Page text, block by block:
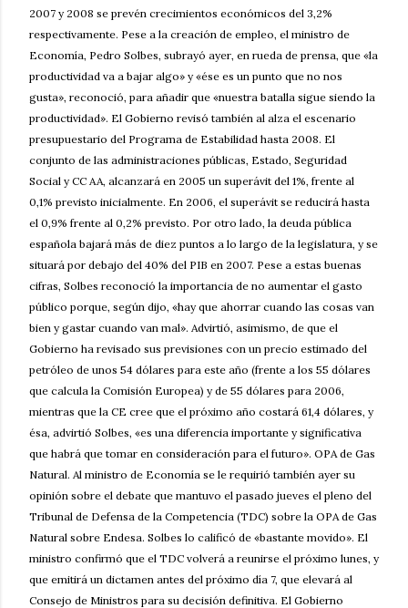
2007 y 2008 se prevén crecimientos económicos del 3,2%
respectivamente. Pese a la creación de empleo, el ministro de
Economía, Pedro Solbes, subrayó ayer, en rueda de prensa, que «la
productividad va a bajar algo» y «ése es un punto que no nos
gusta», reconoció, para añadir que «nuestra batalla sigue siendo la
productividad». El Gobierno revisó también al alza el escenario
presupuestario del Programa de Estabilidad hasta 2008. El
conjunto de las administraciones públicas, Estado, Seguridad
Social y CC AA, alcanzará en 2005 un superávit del 1%, frente al
0,1% previsto inicialmente. En 2006, el superávit se reducirá hasta
el 0,9% frente al 0,2% previsto. Por otro lado, la deuda pública
española bajará más de diez puntos a lo largo de la legislatura, y se
situará por debajo del 40% del PIB en 2007. Pese a estas buenas
cifras, Solbes reconoció la importancia de no aumentar el gasto
público porque, según dijo, «hay que ahorrar cuando las cosas van
bien y gastar cuando van mal». Advirtió, asimismo, de que el
Gobierno ha revisado sus previsiones con un precio estimado del
petróleo de unos 54 dólares para este año (frente a los 55 dólares
que calcula la Comisión Europea) y de 55 dólares para 2006,
mientras que la CE cree que el próximo año costará 61,4 dólares, y
ésa, advirtió Solbes, «es una diferencia importante y significativa
que habrá que tomar en consideración para el futuro». OPA de Gas
Natural. Al ministro de Economía se le requirió también ayer su
opinión sobre el debate que mantuvo el pasado jueves el pleno del
Tribunal de Defensa de la Competencia (TDC) sobre la OPA de Gas
Natural sobre Endesa. Solbes lo calificó de «bastante movido». El
ministro confirmó que el TDC volverá a reunirse el próximo lunes, y
que emitirá un dictamen antes del próximo día 7, que elevará al
Consejo de Ministros para su decisión definitiva. El Gobierno